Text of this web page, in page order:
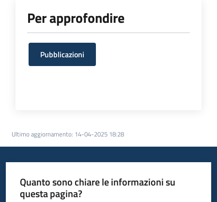
Per approfondire
Pubblicazioni
Ultimo aggiornamento: 14-04-2025 18:28
Quanto sono chiare le informazioni su
questa pagina?